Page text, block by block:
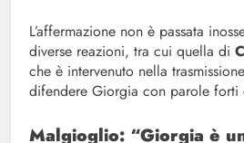
L’affermazione non è passata
diverse reazioni, tra cui quella di
che è intervenuto nella trasmissione
difendere Giorgia con parole forti
Malgioglio: “Giorgia è